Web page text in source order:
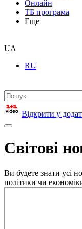
Онлайн
ТБ програма
Еще
UA
RU
Відкрити у
Світові
Ви будете знати усі
політики чи